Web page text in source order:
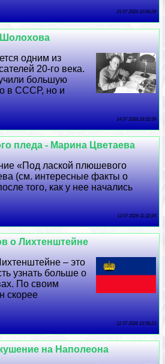
15 07 2026 10:56:29
одним из
20-го века.
большую
в СССР, но и
14 07 2026 16:52:39
пледа - Марина Цветаева
«Под лаской плюшевого
(см. интересные факты о
того, как у нее начались
13 07 2026 11:32:24
о Лихтенштейне
– это
узнать больше о
По своим
скорее
12 07 2026 15:56:23
на Наполеона